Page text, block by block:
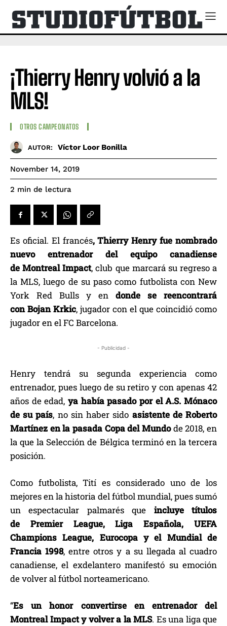
¡Thierry Henry volvió a la
MLS!
OTROS CAMPEONATOS
AUTOR: Víctor Loor Bonilla
November 14, 2019
2 min de lectura
Es oficial. El francés, Thierry Henry fue nombrado
nuevo entrenador del equipo canadiense
de Montreal Impact, club que marcará su regreso a
la MLS, luego de su paso como futbolista con New
York Red Bulls y en donde se reencontrará
con Bojan Krkic, jugador con el que coincidió como
jugador en el FC Barcelona.
- Publicidad -
Henry tendrá su segunda experiencia como
entrenador, pues luego de su retiro y con apenas 42
años de edad, ya había pasado por el A.S. Mónaco
de su país, no sin haber sido asistente de Roberto
Martínez en la pasada Copa del Mundode 2018, en
la que la Selección de Bélgica terminó en la tercera
posición.
Como futbolista, Tití es considerado uno de los
mejores en la historia del fútbol mundial, pues sumó
un espectacular palmarés que incluye títulos
de Premier League, Liga Española, UEFA
Champions League, Eurocopa y el Mundial de
Francia 1998, entre otros y a su llegada al cuadro
canadiense, el exdelantero manifestó su emoción
de volver al fútbol norteamericano.
“Es un honor convertirse en entrenador del
Montreal Impact y volver a la MLS. Es una liga que